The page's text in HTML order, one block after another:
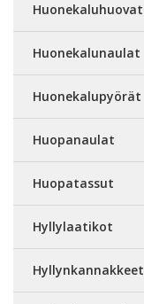
Huonekaluhuovat
Huonekalunaulat
Huonekalupyörät
Huopanaulat
Huopatassut
Hyllylaatikot
Hyllynkannakkeet